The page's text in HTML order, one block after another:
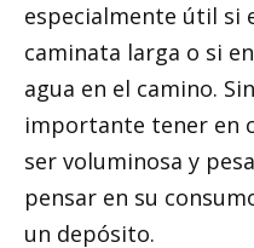
especialmente útil si
caminata larga o si
agua en el camino.
importante tener en
ser voluminosa y
pensar en su
un depósito.